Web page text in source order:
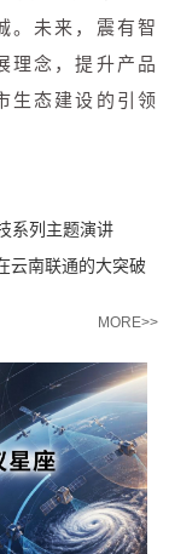
。未来，震有智
理念，提升产品
生态建设的引领
系列主题演讲
云南联通的大突破
MORE>>